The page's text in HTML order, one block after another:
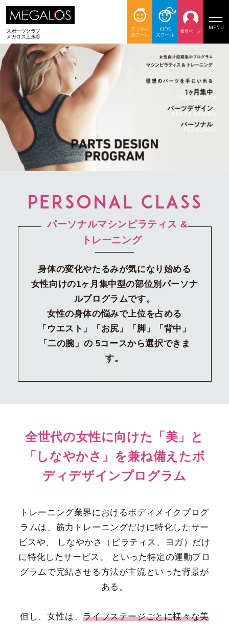
スポーツクラブ
メガロス上永谷
MENU
パーソナルマシンピラティス &
トレーニング
身体の変化やたるみが気になり始める
女性向けの1ヶ月集中型の部位別パーソナ
ルプログラムです。
女性の身体の悩みで上位を占める
「ウエスト」「お尻」「脚」「背中」
「二の腕」の 5コースから選択できま
す。
全世代の女性に向けた「美」と
「しなやかさ」を兼ね備えたボ
ディデザインプログラム
トレーニング業界におけるボディメイクプログ
ラムは、筋力トレーニングだけに特化したサー
ビスや、
しなやかさ（ピラティス、ヨガ）だけ
に特化したサービス。
といった特定の運動プロ
グラムで完結させる方法が主流といった背景が
ある。
但し、女性は、ライフステージごとに様々な美